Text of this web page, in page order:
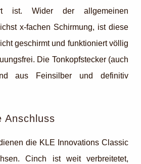
ist. Wider der allgemeinen
x-fachen Schirmung, ist diese
geschirmt und funktioniert völlig
Die Tonkopfstecker (auch
aus Feinsilber und definitiv
Anschluss
die KLE Innovations Classic
Cinch ist weit verbreitetet,